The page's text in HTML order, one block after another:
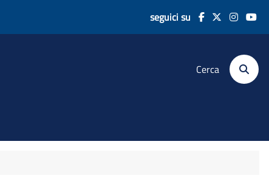
seguici su
Cerca